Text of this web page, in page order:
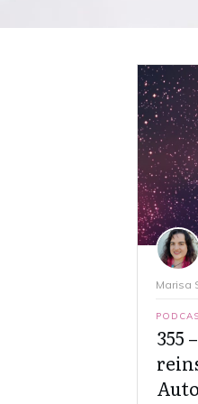
Marisa
355